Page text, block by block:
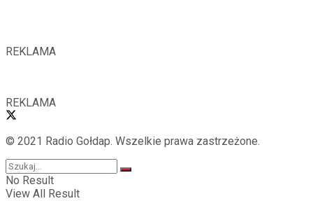
REKLAMA
REKLAMA
© 2021 Radio Gołdap. Wszelkie prawa zastrzeżone.
No Result
View All Result